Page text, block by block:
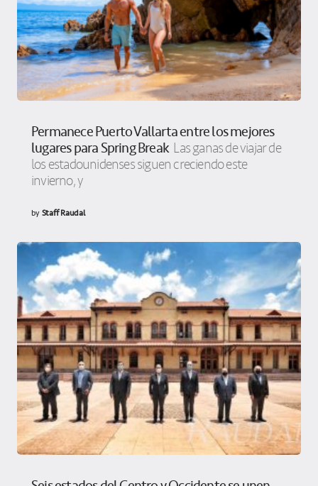
Permanece Puerto Vallarta entre los mejores
lugares para Spring Break Las ganas de viajar de
los estadounidenses siguen creciendo este
invierno, y
byStaff Raudal